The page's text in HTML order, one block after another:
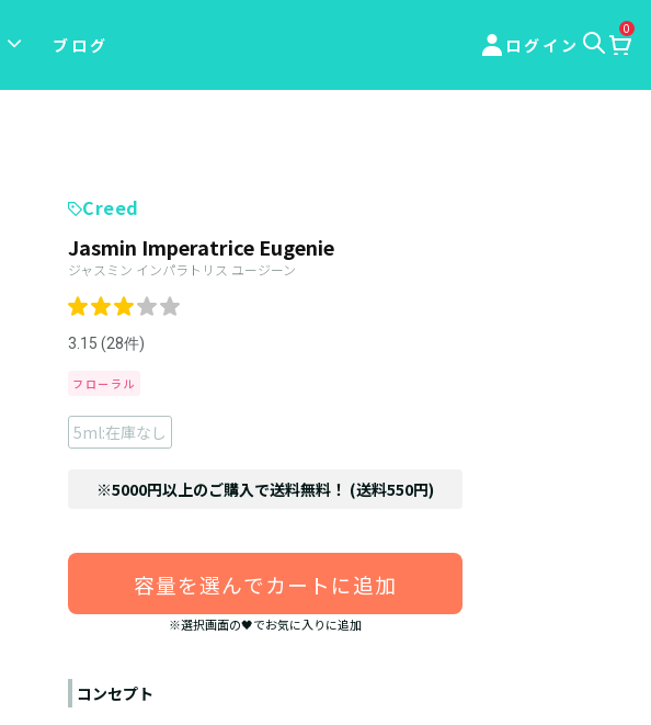
ブログ ログイン
0
Creed
Jasmin Imperatrice Eugenie
ジャスミン インパラトリス ユージーン
3.15 (28件)
フローラル
5ml:在庫なし
※5000円以上のご購入で送料無料！ (送料550円)
容量を選んでカートに追加
※選択画面の🖤でお気に入りに追加
コンセプト